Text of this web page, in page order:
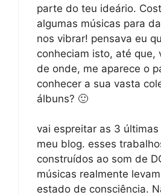
parte do teu ideário.
algumas músicas para
nos vibrar! pensava eu
conheciam isto, até que,
de onde, me aparece o
conhecer a sua vasta
álbuns? 🙂
vai espreitar as 3
meu blog. esses
construídos ao som de
músicas realmente
estado de consciência.